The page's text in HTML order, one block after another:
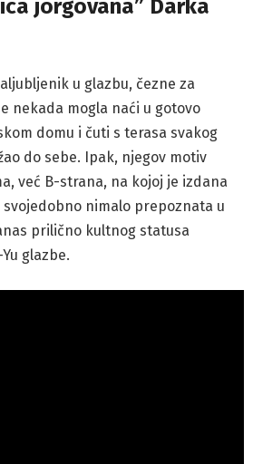
jorgovana” Darka
u glazbu, čezne za
nekada mogla naći u gotovo
domu i čuti s terasa svakog
do sebe. Ipak, njegov motiv
već B-strana, na kojoj je izdana
svojedobno nimalo prepoznata u
prilično kultnog statusa
glazbe.